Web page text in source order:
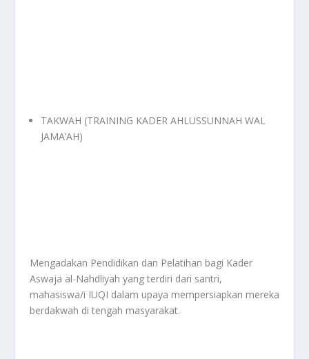
TAKWAH (TRAINING KADER AHLUSSUNNAH WAL
JAMA’AH)
Mengadakan Pendidikan dan Pelatihan bagi Kader
Aswaja al-Nahdliyah yang terdiri dari santri,
mahasiswa/i IUQI dalam upaya mempersiapkan mereka
berdakwah di tengah masyarakat.